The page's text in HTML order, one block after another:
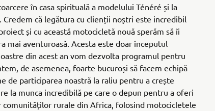
în casa spirituală a modelului Ténéré și la
Credem că legătura cu clienții noștri este incredibil
și cu această motocicletă nouă sperăm să îi
mai aventuroasă. Acesta este doar începutul
din acest an vom dezvolta programul pentru
de asemenea, foarte bucuroși să facem echipă
de participarea noastră la raliu pentru a crește
la munca incredibilă pe care o depun pentru a oferi
comunităților rurale din Africa, folosind motocicletele